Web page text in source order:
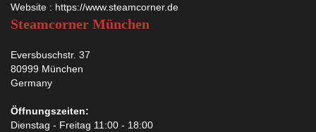
Website : https://www.steamcorner.de
Steamcorner München
Eversbuschstr. 37
80999 München
Germany
Öffnungszeiten:
Dienstag - Freitag 11:00 - 18:00